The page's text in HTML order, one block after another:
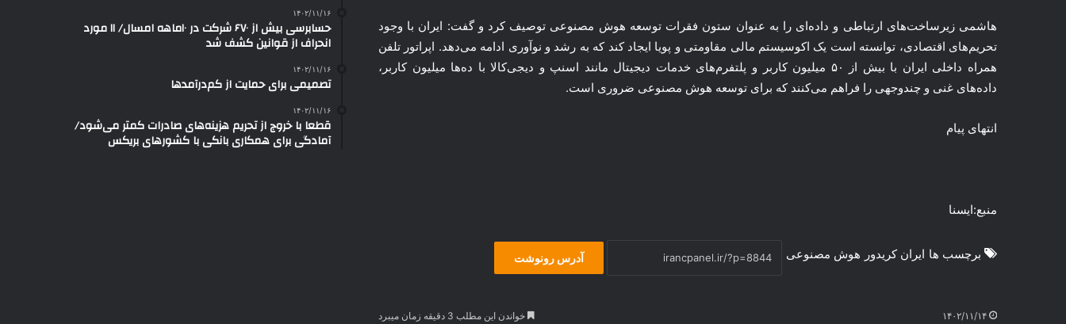
هاشمی زیرساخت‌های ارتباطی و داده‌ای را به عنوان ستون فقرات توسعه هوش مصنوعی توصیف کرد و گفت: ایران با وجود
تحریم‌های اقتصادی، توانسته است یک اکوسیستم مالی مقاومتی و پویا ایجاد کند که به رشد و نوآوری ادامه می‌دهد. اپراتور تلفن
همراه داخلی ایران با بیش از ۵۰ میلیون کاربر و پلتفرم‌های خدمات دیجیتال مانند اسنپ و دیجی‌کالا با ده‌ها میلیون کاربر،
داده‌های غنی و چندوجهی را فراهم می‌کنند که برای توسعه هوش مصنوعی ضروری است.
انتهای پیام
منبع:ایسنا
برچسب ها ایران کریدور هوش مصنوعی آدرس رونوشت
۱۴۰۲/۱۱/۱۴ خواندن این مطلب 3 دقیقه زمان میبرد
۱۴۰۲/۱۱/۱۶
حسابرسی بیش از ۶۷۰ شرکت در ۱۰ماهه امسال/ ۱۱ مورد
انحراف از قوانین کشف شد
۱۴۰۲/۱۱/۱۶
تصمیمی برای حمایت از کم‌درآمدها
۱۴۰۲/۱۱/۱۶
قطعا با خروج از تحریم هزینه‌های صادرات کمتر می‌شود/
آمادگی برای همکاری بانکی با کشورهای بریکس